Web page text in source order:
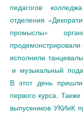
педагогов
отделения
промыслы»
исполнили
и музыкальный
В этот день пришли
первого курса.
выпускников УКИиК